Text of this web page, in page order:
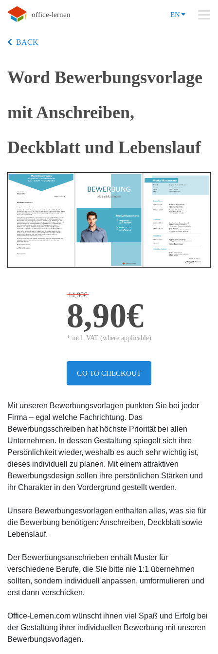
office-lernen EN
BACK
Word Bewerbungsvorlage
mit Anschreiben,
Deckblatt und Lebenslauf
14,90€
8,90€
* incl. VAT (where applicable)
GO TO CHECKOUT
Mit unseren Bewerbungsvorlagen punkten Sie bei jeder
Firma – egal welche Fachrichtung. Das
Bewerbungsschreiben hat höchste Priorität bei allen
Unternehmen. In dessen Gestaltung spiegelt sich ihre
Persönlichkeit wieder, weshalb es auch sehr wichtig ist,
dieses individuell zu planen. Mit einem attraktiven
Bewerbungsdesign sollen ihre persönlichen Stärken und
ihr Charakter in den Vordergrund gestellt werden.
Unsere Bewerbungesvorlagen enthalten alles, was sie für
die Bewerbung benötigen: Anschreiben, Deckblatt sowie
Lebenslauf.
Der Bewerbungsanschrieben enhält Muster für
verschiedene Berufe, die Sie bitte nie 1:1 übernehmen
sollten, sondern individuell anpassen, umformulieren und
erst dann verschicken.
Office-Lernen.com wünscht ihnen viel Spaß und Erfolg bei
der Gestaltung ihrer individuellen Bewerbung mit unseren
Bewerbungsvorlagen.